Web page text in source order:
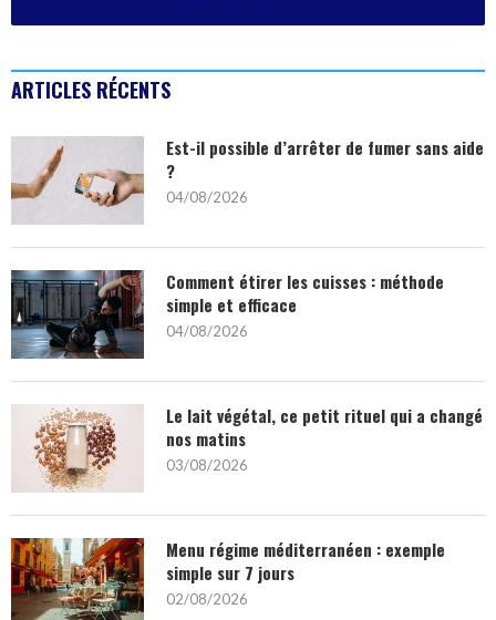
ARTICLES RÉCENTS
Est-il possible d’arrêter de fumer sans aide
?
04/08/2026
Comment étirer les cuisses : méthode
simple et efficace
04/08/2026
Le lait végétal, ce petit rituel qui a changé
nos matins
03/08/2026
Menu régime méditerranéen : exemple
simple sur 7 jours
02/08/2026